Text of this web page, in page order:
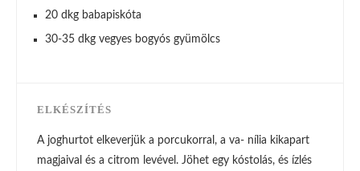
20 dkg babapiskóta
30-35 dkg vegyes bogyós gyümölcs
ELKÉSZÍTÉS
A joghurtot elkeverjük a porcukorral, a va- nília kikapart
magjaival és a citrom levével. Jöhet egy kóstolás, és ízlés